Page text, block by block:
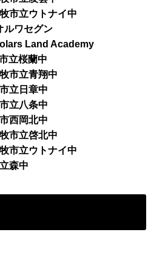
市立ウトナイ中
ルワセグン
Academy
立桜蘭中
市立青翔中
立日章中
立八条中
西岡北中
市立啓北中
市立ウトナイ中
森中